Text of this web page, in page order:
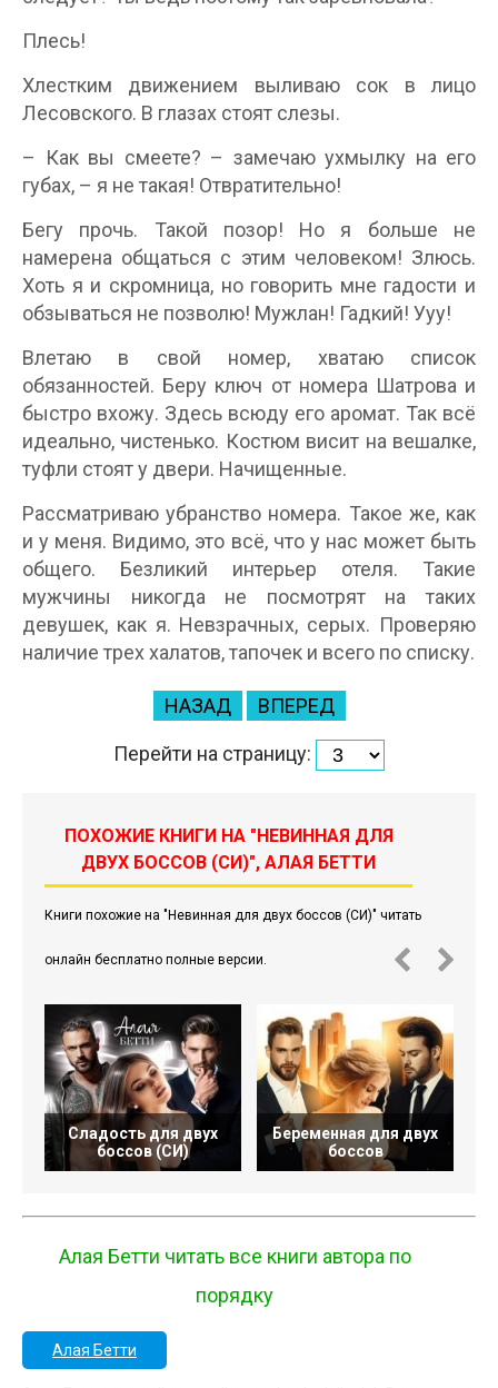
Плесь!
Хлестким движением выливаю сок в лицо
Лесовского. В глазах стоят слезы.
– Как вы смеете? – замечаю ухмылку на его
губах, – я не такая! Отвратительно!
Бегу прочь. Такой позор! Но я больше не
намерена общаться с этим человеком! Злюсь.
Хоть я и скромница, но говорить мне гадости и
обзываться не позволю! Мужлан! Гадкий! Ууу!
Влетаю в свой номер, хватаю список
обязанностей. Беру ключ от номера Шатрова и
быстро вхожу. Здесь всюду его аромат. Так всё
идеально, чистенько. Костюм висит на вешалке,
туфли стоят у двери. Начищенные.
Рассматриваю убранство номера. Такое же, как
и у меня. Видимо, это всё, что у нас может быть
общего. Безликий интерьер отеля. Такие
мужчины никогда не посмотрят на таких
девушек, как я. Невзрачных, серых. Проверяю
наличие трех халатов, тапочек и всего по списку.
НАЗАД ВПЕРЕД
Перейти на страницу:
ПОХОЖИЕ КНИГИ НА "НЕВИННАЯ ДЛЯ
ДВУХ БОССОВ (СИ)", АЛАЯ БЕТТИ
Книги похожие на "Невинная для двух боссов (СИ)" читать
онлайн бесплатно полные версии.
Сладость для двух
боссов (СИ)
Беременная для двух
боссов
Алая Бетти читать все книги автора по
порядку
Алая Бетти